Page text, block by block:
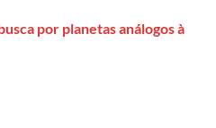
por planetas análogos à